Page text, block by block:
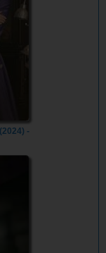
-